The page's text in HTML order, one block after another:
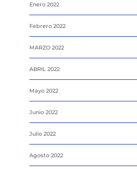
Enero 2022
Febrero 2022
MARZO 2022
ABRIL 2022
Mayo 2022
Junio 2022
Julio 2022
Agosto 2022